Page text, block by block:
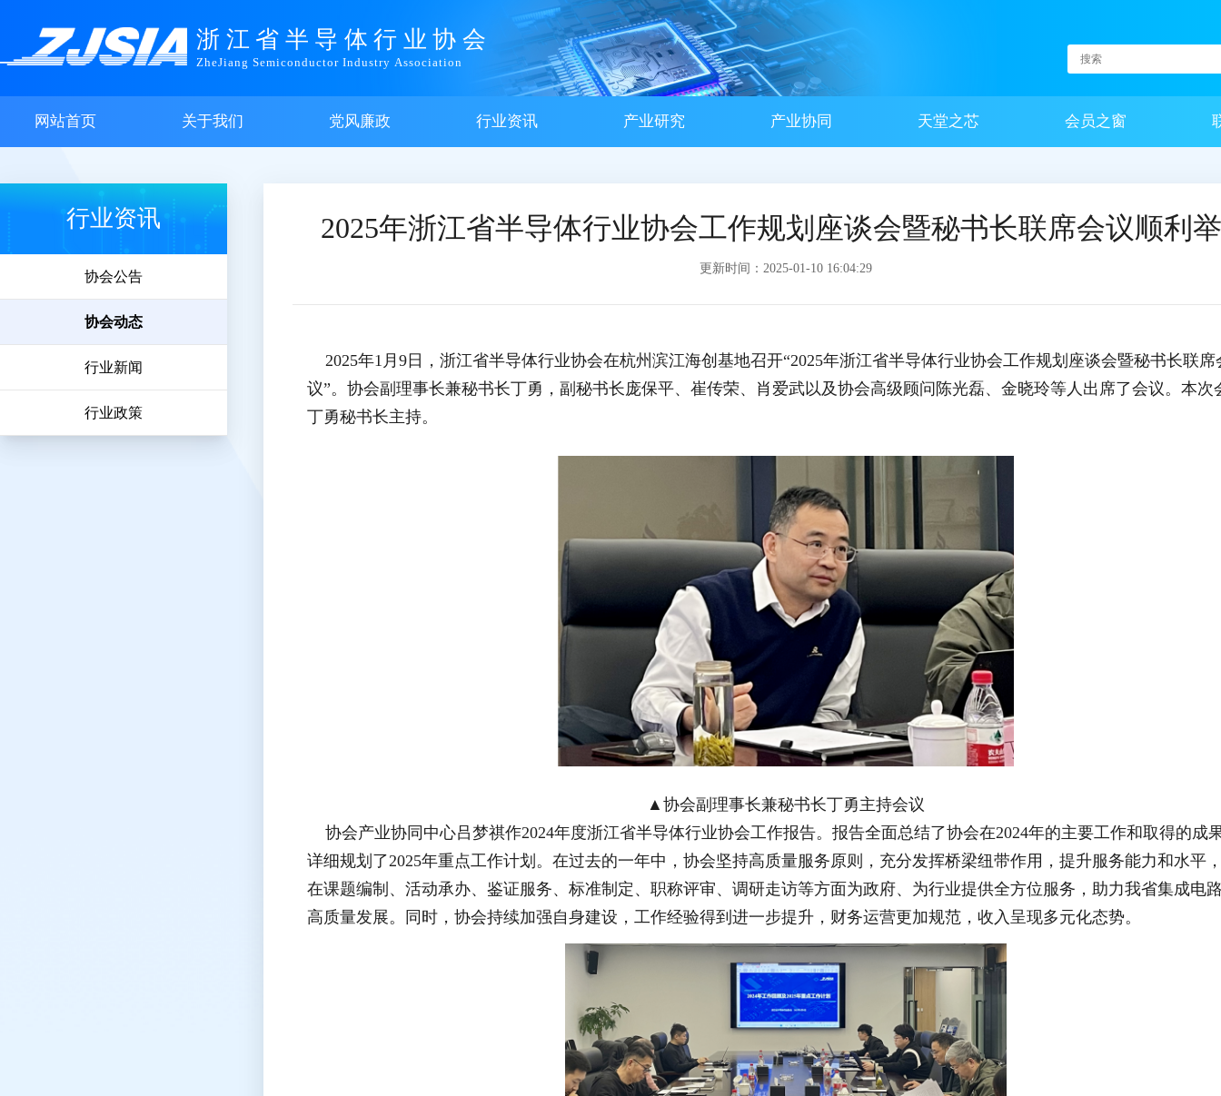
浙江省半导体行业协会
ZheJiang Semiconductor Industry Association
网站首页 关于我们 党风廉政 行业资讯 产业研究 产业协同 天堂之芯 会员之窗
行业资讯
协会公告
协会动态
行业新闻
行业政策
2025年浙江省半导体行业协会工作规划座谈会暨秘书长联席会议顺利
更新时间：2025-01-10 16:04:29
2025年1月9日，浙江省半导体行业协会在杭州滨江海创基地召开“2025年浙江省半导体行业协会工作规划座谈会暨秘书长联席
议”。协会副理事长兼秘书长丁勇，副秘书长庞保平、崔传荣、肖爱武以及协会高级顾问陈光磊、金晓玲等人出席了会议。本次
丁勇秘书长主持。
▲协会副理事长兼秘书长丁勇主持会议
协会产业协同中心吕梦祺作2024年度浙江省半导体行业协会工作报告。报告全面总结了协会在2024年的主要工作和取得的成
详细规划了2025年重点工作计划。在过去的一年中，协会坚持高质量服务原则，充分发挥桥梁纽带作用，提升服务能力和水平
在课题编制、活动承办、鉴证服务、标准制定、职称评审、调研走访等方面为政府、为行业提供全方位服务，助力我省集成电
高质量发展。同时，协会持续加强自身建设，工作经验得到进一步提升，财务运营更加规范，收入呈现多元化态势。